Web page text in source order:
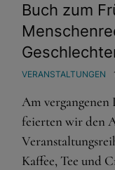
Buch zum
VERANSTALTUNGEN
Am vergangenen
feierten wir den
Kaffee, Tee und